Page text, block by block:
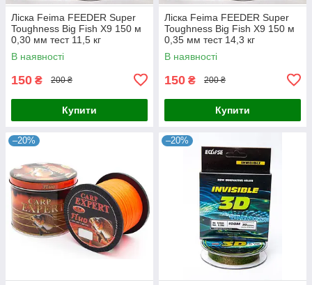
Ліска Feima FEEDER Super
Toughness Big Fish X9 150 м
0,30 мм тест 11,5 кг
В наявності
150 ₴ 200 ₴
Купити
Ліска Feima FEEDER Super
Toughness Big Fish X9 150 м
0,35 мм тест 14,3 кг
В наявності
150 ₴ 200 ₴
Купити
–20% –20%